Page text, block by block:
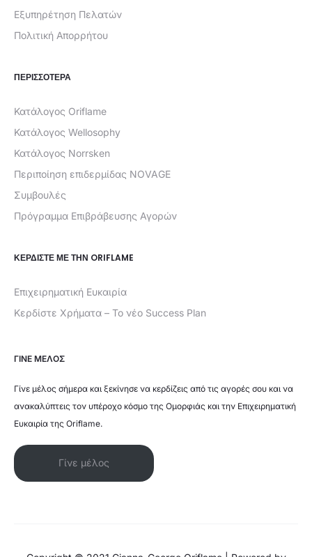
Εξυπηρέτηση Πελατών
Πολιτική Απορρήτου
ΠΕΡΙΣΣΟΤΕΡΑ
Κατάλογος Oriflame
Κατάλογος Wellosophy
Κατάλογος Norrsken
Περιποίηση επιδερμίδας NOVAGE
Συμβουλές
Πρόγραμμα Επιβράβευσης Αγορών
ΚΕΡΔΊΣΤΕ ΜΕ ΤΗΝ ORIFLAME
Επιχειρηματική Ευκαιρία
Κερδίστε Χρήματα – Το νέο Success Plan
ΓΙΝΕ ΜΕΛΟΣ
Γίνε μέλος σήμερα και ξεκίνησε να κερδίζεις από τις αγορές σου και να
ανακαλύπτεις τον υπέροχο κόσμο της Ομορφιάς και την Επιχειρηματική
Ευκαιρία της Oriflame.
Γίνε μέλος